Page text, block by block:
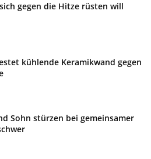
gegen die Hitze rüsten will
kühlende Keramikwand gegen
Sohn stürzen bei gemeinsamer